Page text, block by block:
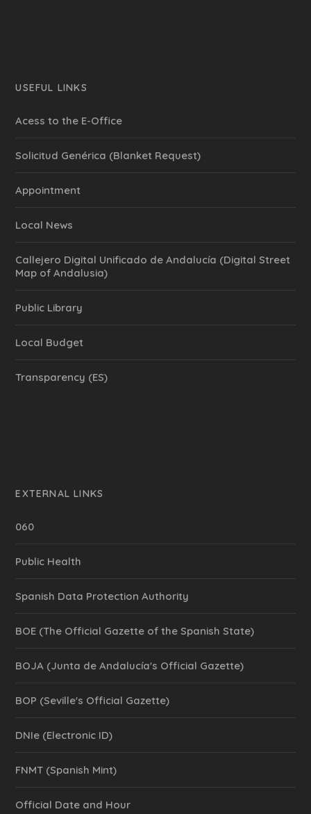
USEFUL LINKS
Acess to the E-Office
Solicitud Genérica (Blanket Request)
Appointment
Local News
Callejero Digital Unificado de Andalucía (Digital Street
Map of Andalusia)
Public Library
Local Budget
Transparency (ES)
EXTERNAL LINKS
060
Public Health
Spanish Data Protection Authority
BOE (The Official Gazette of the Spanish State)
BOJA (Junta de Andalucía's Official Gazette)
BOP (Seville's Official Gazette)
DNIe (Electronic ID)
FNMT (Spanish Mint)
Official Date and Hour